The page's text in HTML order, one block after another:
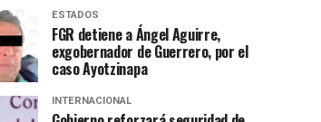
ESTADOS
FGR detiene a Ángel Aguirre,
exgobernador de Guerrero, por el
caso Ayotzinapa
INTERNACIONAL